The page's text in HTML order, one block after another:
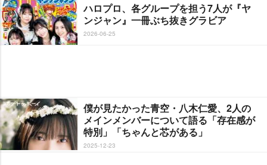
ハロプロ、各グループを担う7人が『ヤ
ンジャン』一冊ぶち抜きグラビア
2026-06-25
僕が見たかった青空・八木仁愛、2人の
メインメンバーについて語る「存在感が
特別」「ちゃんと芯がある」
2025-12-23